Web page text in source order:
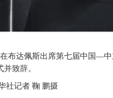
达佩斯出席第七届中国—中
并致辞。
记者 鞠 鹏摄